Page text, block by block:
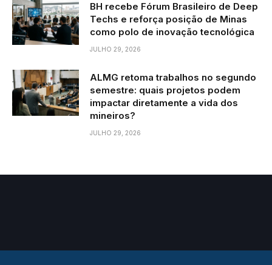
BH recebe Fórum Brasileiro de Deep
Techs e reforça posição de Minas
como polo de inovação tecnológica
JULHO 29, 2026
ALMG retoma trabalhos no segundo
semestre: quais projetos podem
impactar diretamente a vida dos
mineiros?
JULHO 29, 2026